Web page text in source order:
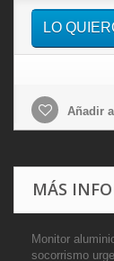
LO
Añadir
MÁS
Monitor
socorrismo